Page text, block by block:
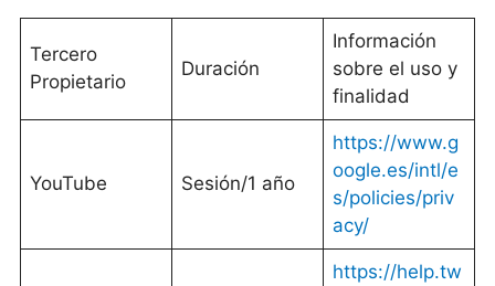
Tercero
Propietario
Duración
Información
sobre el uso y
finalidad
YouTube Sesión/1 año
https://www.g
oogle.es/intl/e
s/policies/priv
acy/
https://help.tw